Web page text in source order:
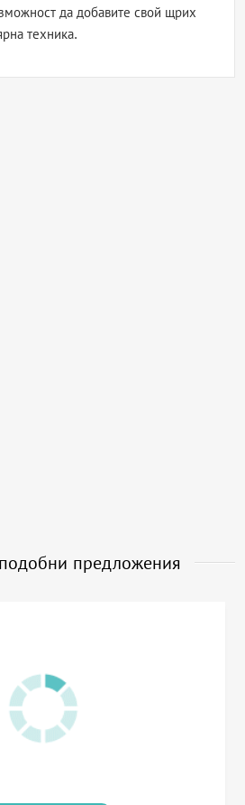
да добавите свой щрих
техника.
предложения